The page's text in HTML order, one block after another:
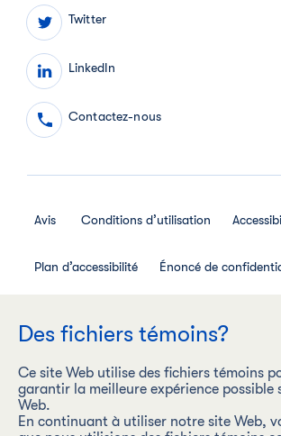
Twitter
LinkedIn
Contactez-nous
Avis Conditions d’utilisation
Plan d’accessibilité Énoncé de
Des fichiers témoins?
Ce site Web utilise des fichiers témoins
garantir la meilleure expérience possible
Web.
En continuant à utiliser notre site Web,